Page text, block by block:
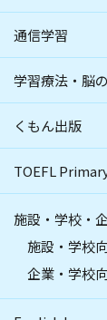
通信学習
学習療法・脳
くもん出版
TOEFL
施設・学校・
施設・学校
企業・学校